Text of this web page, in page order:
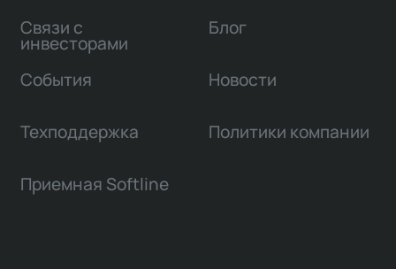
Связи с
инвесторами
Блог
События Новости
Техподдержка Политики компании
Приемная Softline